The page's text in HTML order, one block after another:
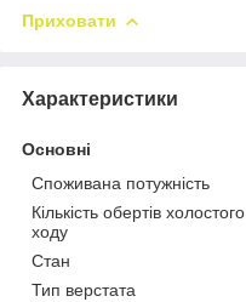
Приховати
Характеристики
Основні
Споживана потужність
Кількість обертів холостого
ходу
Стан
Тип верстата